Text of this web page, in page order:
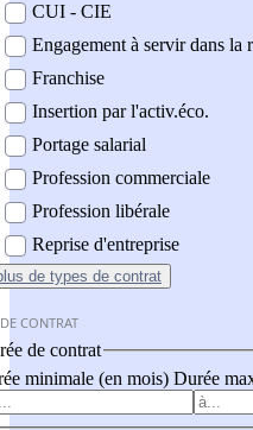
CUI - CIE
Engagement à servir dans la
Franchise
Insertion par l'activ.éco.
Portage salarial
Profession commerciale
Profession libérale
Reprise d'entreprise
de types de contrat
CONTRAT
de contrat
minimale (en mois) Durée